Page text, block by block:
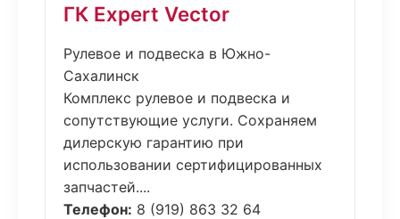
ГК Expert Vector
Рулевое и подвеска в Южно-
Сахалинск
Комплекс рулевое и подвеска и
сопутствующие услуги. Сохраняем
дилерскую гарантию при
использовании сертифицированных
запчастей....
Телефон: 8 (919) 863 32 64